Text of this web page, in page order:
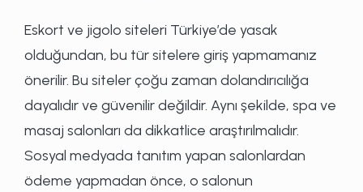
Eskort ve jigolo siteleri Türkiye’de yasak
olduğundan, bu tür sitelere giriş yapmamanız
önerilir. Bu siteler çoğu zaman dolandırıcılığa
dayalıdır ve güvenilir değildir. Aynı şekilde, spa ve
masaj salonları da dikkatlice araştırılmalıdır.
Sosyal medyada tanıtım yapan salonlardan
ödeme yapmadan önce, o salonun